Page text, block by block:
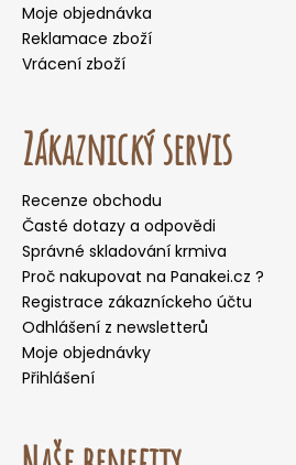
Moje objednávka
Reklamace zboží
Vrácení zboží
Zákaznický servis
Recenze obchodu
Časté dotazy a odpovědi
Správné skladování krmiva
Proč nakupovat na Panakei.cz ?
Registrace zákazníckeho účtu
Odhlášení z newsletterů
Moje objednávky
Přihlášení